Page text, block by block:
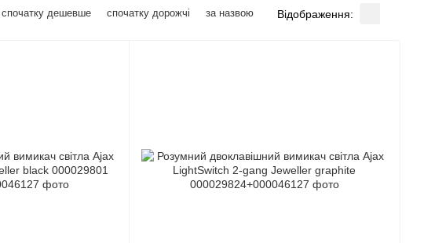
спочатку дешевше спочатку дорожчі за назвою Відображення: